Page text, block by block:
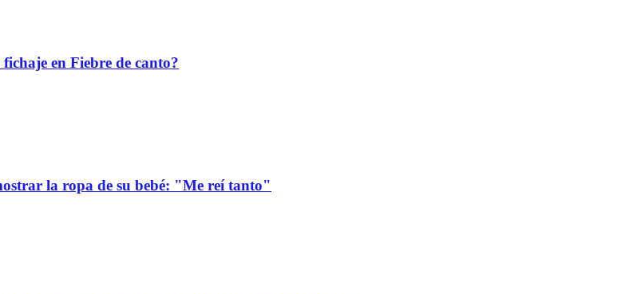
en Fiebre de canto?
la ropa de su bebé: "Me reí tanto"